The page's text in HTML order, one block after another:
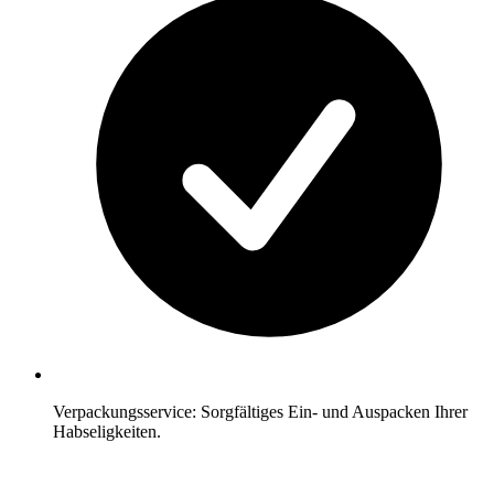
Verpackungsservice: Sorgfältiges Ein- und Auspacken Ihrer
Habseligkeiten.